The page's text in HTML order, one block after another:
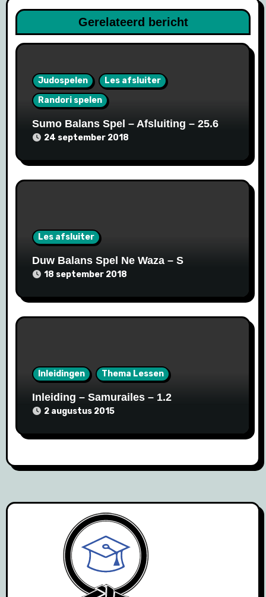
Gerelateerd bericht
Judospelen
Les afsluiter
Randori spelen
Sumo Balans Spel – Afsluiting – 25.6
24 september 2018
Les afsluiter
Duw Balans Spel Ne Waza – S
18 september 2018
Inleidingen Thema Lessen
Inleiding – Samurailes – 1.2
2 augustus 2015